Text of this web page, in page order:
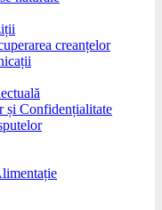
creanțelor
și Confidențialitate